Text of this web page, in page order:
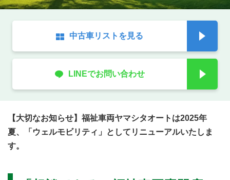
中古車リストを見る
LINEでお問い合わせ
【大切なお知らせ】福祉車両ヤマシタオートは2025年
夏、「ウェルモビリティ」としてリニューアルいたしま
す。